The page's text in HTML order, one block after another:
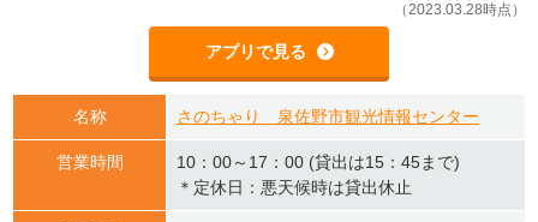
（2023.03.28時点）
アプリで見る
名称 さのちゃり 泉佐野市観光情報センター
営業時間
10：00～17：00 (貸出は15：45まで)
＊定休日：悪天候時は貸出休止